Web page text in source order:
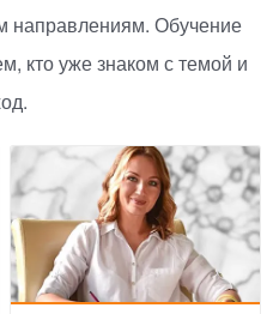
направлениям. Обучение
кто уже знаком с темой и